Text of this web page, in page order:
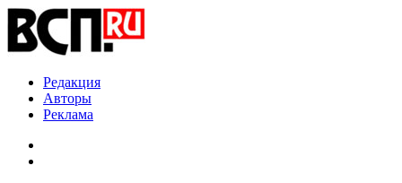
Редакция
Авторы
Реклама